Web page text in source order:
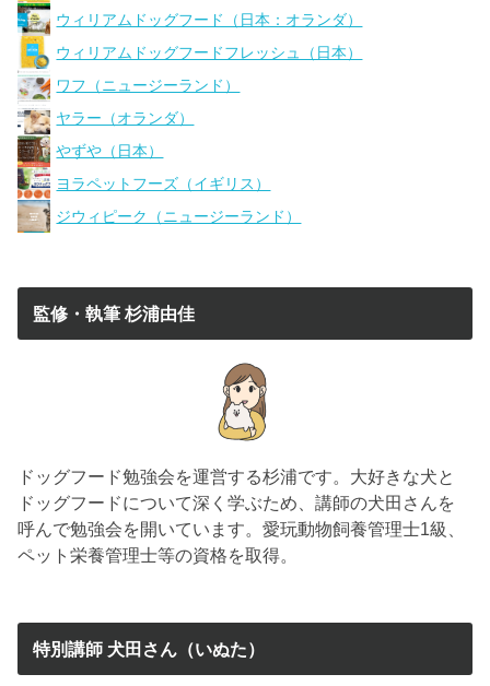
ウィリアムドッグフード（日本：オランダ）
ウィリアムドッグフードフレッシュ（日本）
ワフ（ニュージーランド）
ヤラー（オランダ）
やずや（日本）
ヨラペットフーズ（イギリス）
ジウィピーク（ニュージーランド）
監修・執筆 杉浦由佳
ドッグフード勉強会を運営する杉浦です。大好きな犬と
ドッグフードについて深く学ぶため、講師の犬田さんを
呼んで勉強会を開いています。愛玩動物飼養管理士1級、
ペット栄養管理士等の資格を取得。
特別講師 犬田さん（いぬた）